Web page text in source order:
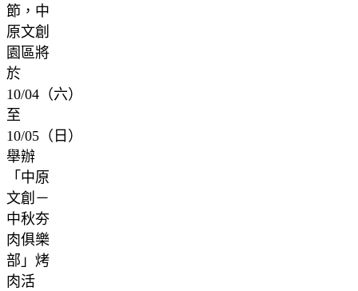
節，中
原文創
園區將
於
10/04（六）
至
10/05（日）
舉辦
「中原
文創－
中秋夯
肉俱樂
部」烤
肉活